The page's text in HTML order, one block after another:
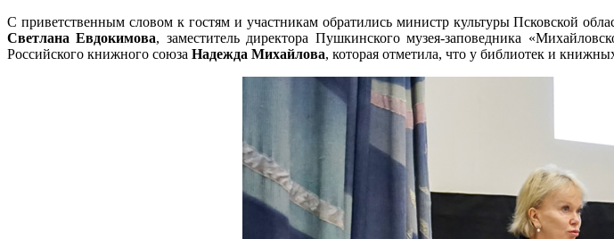
С приветственным словом к гостям и участникам обратились министр культуры Псковской
Светлана Евдокимова, заместитель директора Пушкинского музея-заповедника
Российского книжного союза Надежда Михайлова, которая отметила, что у библиотек и